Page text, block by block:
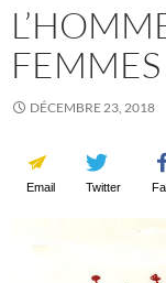
DÉCEMBRE 23, 2018
Email Twitter